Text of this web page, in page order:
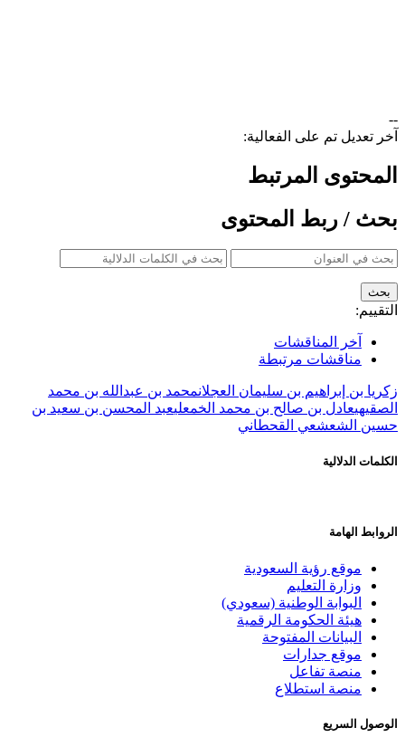
--
آخر تعديل تم على الفعالية:
المحتوى المرتبط
بحث / ربط المحتوى
التقييم:
آخر المناقشات
مناقشات مرتبطة
زكريا بن إبراهيم بن سليمان العجلانمحمد بن عبدالله بن محمد
الصقيهيعادل بن صالح بن محمد الخمعليعبد المحسن بن سعيد بن
حسين الشعشعي القحطاني
الكلمات الدلالية
الروابط الهامة
موقع رؤية السعودية
وزارة التعليم
البوابة الوطنية (سعودي)
هيئة الحكومة الرقمية
البيانات المفتوحة
موقع جدارات
منصة تفاعل
منصة استطلاع
الوصول السريع